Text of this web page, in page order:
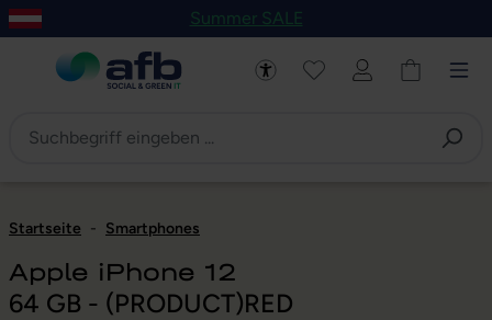
Hauptinhalt springen
Zur Navigation der B2B-Plattform springen
Summer SALE
Startseite - Smartphones
Apple iPhone 12
64 GB - (PRODUCT)RED